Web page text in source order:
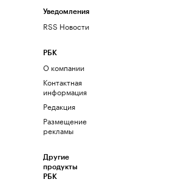
Уведомления
RSS Новости
РБК
О компании
Контактная
информация
Редакция
Размещение
рекламы
Другие
продукты
РБК